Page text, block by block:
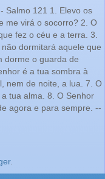
Salmo 121 1. Elevo os
me virá o socorro? 2. O
fez o céu e a terra. 3.
dormitará aquele que
dorme o guarda de
é a tua sombra à
nem de noite, a lua. 7. O
tua alma. 8. O Senhor
agora e para sempre. --
.